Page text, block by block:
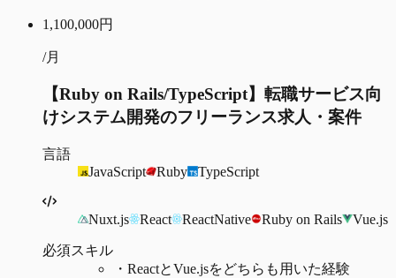
1,100,000円
/月
【Ruby on Rails/TypeScript】転職サービス向
けシステム開発のフリーランス求人・案件
言語
JavaScript
Ruby TypeScript
Nuxt.js React ReactNative Ruby on Rails Vue.js
必須スキル
・ ReactとVue.jsをどちらも用いた経験